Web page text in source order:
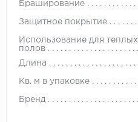
Браширование
Защитное покрытие
Использование для теплых
полов
Длина
Кв. м в упаковке
Бренд